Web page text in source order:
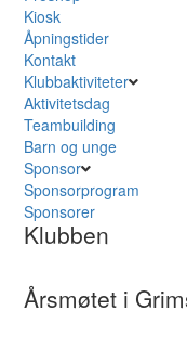
Kiosk
Åpningstider
Kontakt
Klubbaktiviteter
Aktivitetsdag
Teambuilding
Barn og unge
Sponsor
Sponsorprogram
Sponsorer
Klubben
Årsmøtet i